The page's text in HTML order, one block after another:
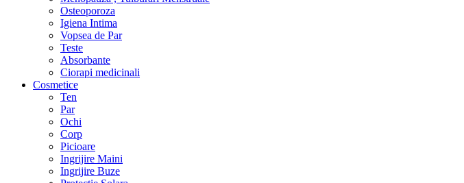
Osteoporoza
Igiena Intima
Vopsea de Par
Teste
Absorbante
Ciorapi medicinali
Cosmetice
Ten
Par
Ochi
Corp
Picioare
Ingrijire Maini
Ingrijire Buze